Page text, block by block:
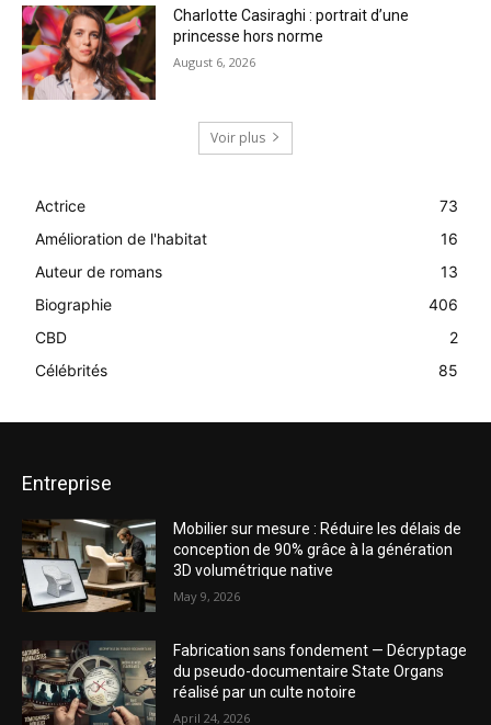
Charlotte Casiraghi : portrait d’une
princesse hors norme
August 6, 2026
Voir plus
Actrice
73
Amélioration de l'habitat
16
Auteur de romans
13
Biographie
406
CBD
2
Célébrités
85
Entreprise
Mobilier sur mesure : Réduire les délais de
conception de 90% grâce à la génération
3D volumétrique native
May 9, 2026
Fabrication sans fondement — Décryptage
du pseudo-documentaire State Organs
réalisé par un culte notoire
April 24, 2026